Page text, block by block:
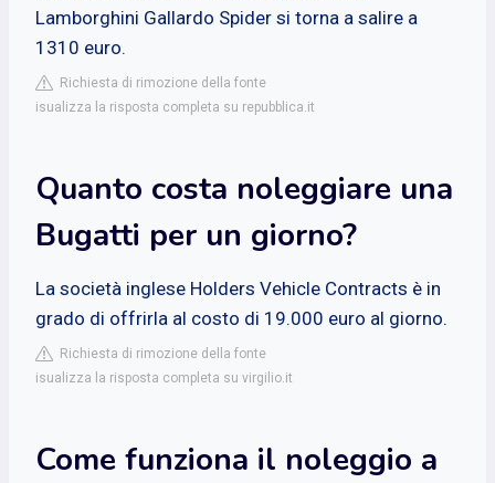
Lamborghini Gallardo Spider si torna a salire a
1310 euro.
Richiesta di rimozione della fonte
isualizza la risposta completa su repubblica.it
Quanto costa noleggiare una
Bugatti per un giorno?
La società inglese Holders Vehicle Contracts è in
grado di offrirla al costo di 19.000 euro al giorno.
Richiesta di rimozione della fonte
isualizza la risposta completa su virgilio.it
Come funziona il noleggio a